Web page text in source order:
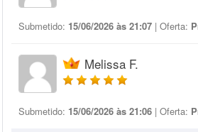
Submetido: 15/06/2026 às 21:07 | Oferta:
Melissa F.
Submetido: 15/06/2026 às 21:06 | Oferta: